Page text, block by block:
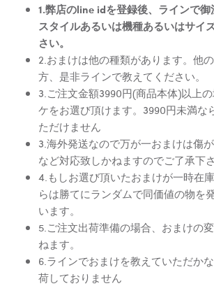
1.弊店のline idを登録後、ラインで
スタイルあるいは機種あるいはサイ
さい。
2.おまけは他の種類があります。他
方、是非ラインで教えてください。
3.ご注文金額3990円(商品本体)以上
ケをお選び頂けます。3990円未満な
ただけません
3.海外発送なので万が一おまけは傷
など対応致しかねますのでご了承下さ
4.もしお選び頂いたおまけが一時在
らは勝てにランダムで同価値の物を
います。
5.ご注文出荷準備の場合、おまけの
ねます。
6.ラインでおまけを教えていただか
荷しておりません